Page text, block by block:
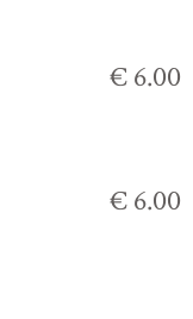
€ 6.00
€ 6.00